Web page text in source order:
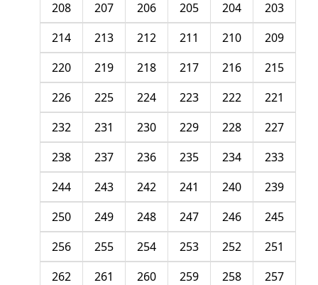
203
204
205
206
207
208
209
210
211
212
213
214
215
216
217
218
219
220
221
222
223
224
225
226
227
228
229
230
231
232
233
234
235
236
237
238
239
240
241
242
243
244
245
246
247
248
249
250
251
252
253
254
255
256
257
258
259
260
261
262